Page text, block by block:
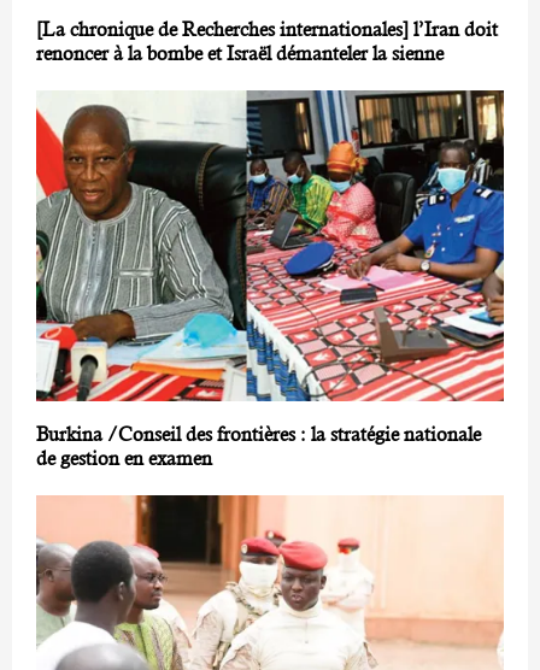
[La chronique de Recherches internationales] l’Iran doit
renoncer à la bombe et Israël démanteler la sienne
Burkina /Conseil des frontières : la stratégie nationale
de gestion en examen